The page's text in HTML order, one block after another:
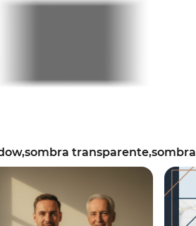
transparente,sombra